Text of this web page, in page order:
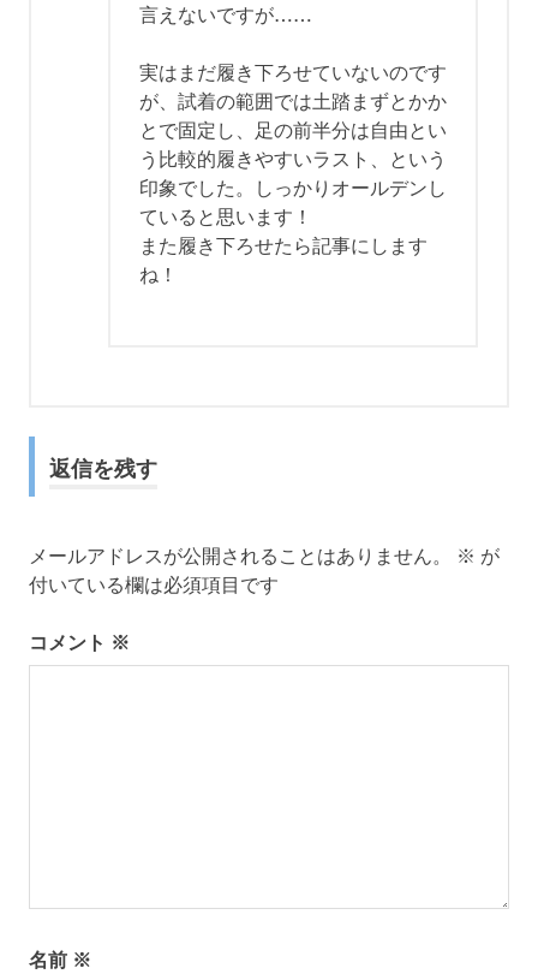
言えないですが……
実はまだ履き下ろせていないのです
が、試着の範囲では土踏まずとかか
とで固定し、足の前半分は自由とい
う比較的履きやすいラスト、という
印象でした。しっかりオールデンし
ていると思います！
また履き下ろせたら記事にします
ね！
返信を残す
メールアドレスが公開されることはありません。 ※ が
付いている欄は必須項目です
コメント ※
名前 ※